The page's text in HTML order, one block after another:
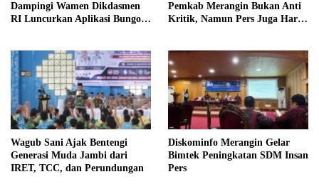
Dampingi Wamen Dikdasmen
RI Luncurkan Aplikasi Bungo
Pemkab Merangin Bukan Anti
Kritik, Namun Pers Juga Harus
Wagub Sani Ajak Bentengi
Generasi Muda Jambi dari
IRET, TCC, dan Perundungan
Diskominfo Merangin Gelar
Bimtek Peningkatan SDM Insan
Pers